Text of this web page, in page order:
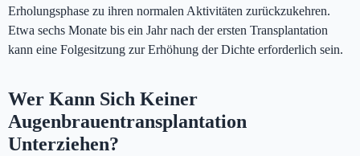
Erholungsphase zu ihren normalen Aktivitäten zurückzukehren.
Etwa sechs Monate bis ein Jahr nach der ersten Transplantation
kann eine Folgesitzung zur Erhöhung der Dichte erforderlich sein.
Wer Kann Sich Keiner
Augenbrauentransplantation
Unterziehen?